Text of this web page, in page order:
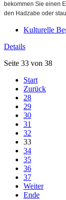
bekommen Sie einen
den Hadzabe oder
Kulturelle
Details
Seite 33 von 38
Start
Zurück
28
29
30
31
32
33
34
35
36
37
Weiter
Ende